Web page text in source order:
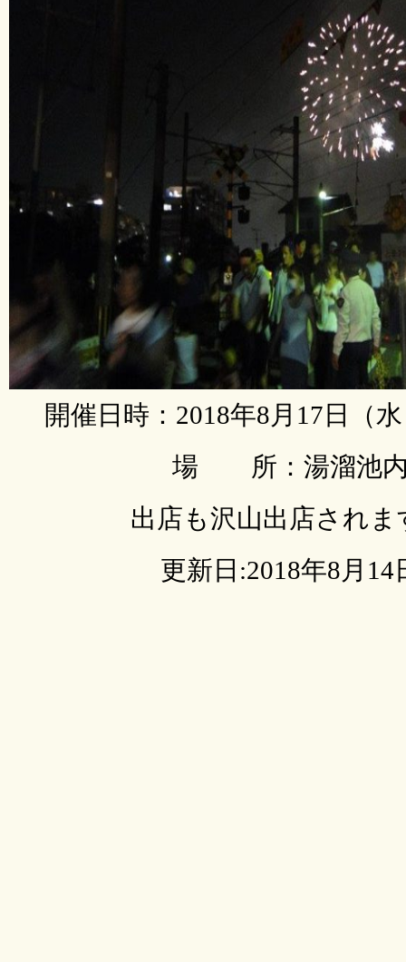
開催日時：2018年8月17日（
場 所：湯溜池
出店も沢山出店されま
更新日:2018年8月14